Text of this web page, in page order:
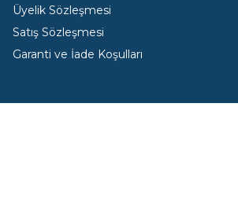
Üyelik Sözleşmesi
Satış Sözleşmesi
Garanti ve İade Koşulları